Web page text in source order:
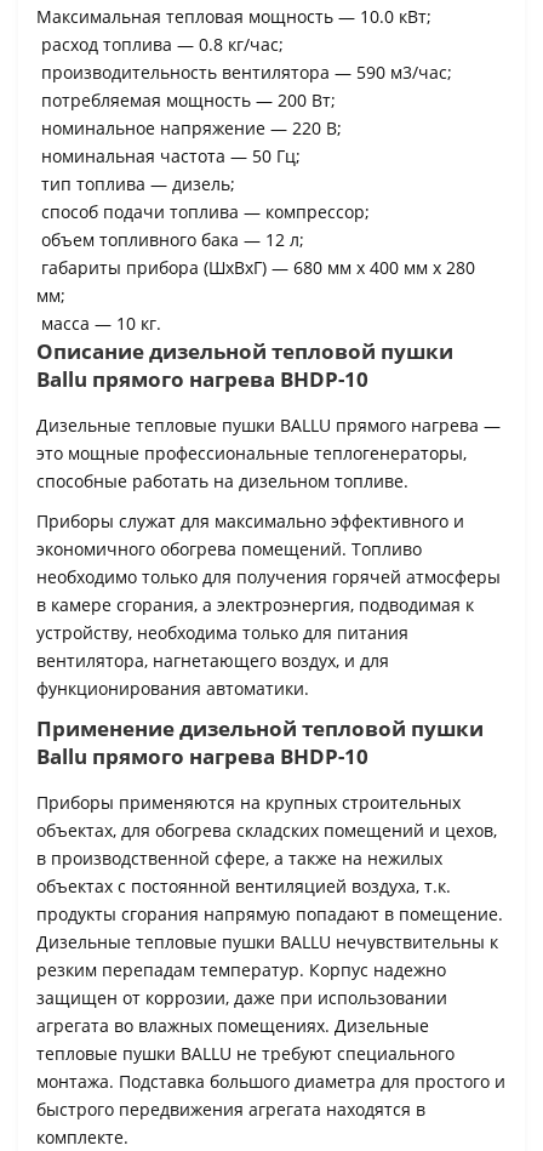
Максимальная тепловая мощность — 10.0 кВт;
расход топлива — 0.8 кг/час;
производительность вентилятора — 590 м3/час;
потребляемая мощность — 200 Вт;
номинальное нaпpяжeниe — 220 В;
номинальная частота — 50 Гц;
тип топлива — дизель;
способ подачи топлива — компрессор;
объем топливного бака — 12 л;
габариты прибора (ШхВхГ) — 680 мм х 400 мм х 280
мм;
масса — 10 кг.
Описание дизельной тепловой пушки
Ballu прямого нагрева BHDP-10
Дизельные тепловые пушки BALLU прямого нагрева —
это мощные профессиональные теплогенераторы,
способные работать на дизельном топливе.
Приборы служат для максимально эффективного и
экономичного обогрева помещений. Топливо
необходимо только для получения горячей атмосферы
в камере сгорания, а электроэнергия, подводимая к
устройству, необходима только для питания
вентилятора, нагнетающего воздух, и для
функционирования автоматики.
Применение дизельной тепловой пушки
Ballu прямого нагрева BHDP-10
Приборы применяются на крупных строительных
объектах, для обогрева складских помещений и цехов,
в производственной сфере, а также на нежилых
объектах с постоянной вентиляцией воздуха, т.к.
продукты сгорания напрямую попадают в помещение.
Дизельные тепловые пушки BALLU нечувствительны к
резким перепадам температур. Корпус надежно
защищен от коррозии, даже при использовании
агрегата во влажных помещениях. Дизельные
тепловые пушки BALLU не требуют специального
монтажа. Подставка большого диаметра для простого и
быстрого передвижения агрегата находятся в
комплекте.